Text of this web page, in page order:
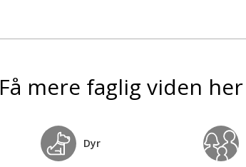
Få mere faglig viden her
Dyr